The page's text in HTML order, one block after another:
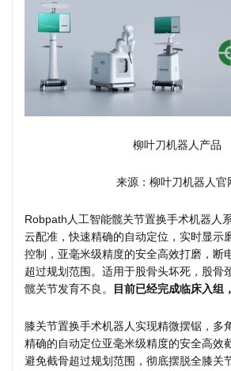
柳叶刀机器人产品
来源：柳叶刀机器人官
Robpath人工智能髋关节置换手术机器人
云配准，快速精确的自动定位，实时显示
控制，亚毫米级精度的安全高效打磨，断
超过规划范围。适用于股骨头坏死，股骨
髋关节发育不良。
目前已经完成临床入组
膝关节置换手术机器人实现精微摆锯，多
精确的自动定位亚毫米级精度的安全高效
避免截骨超过规划范围，彻底摆脱全膝关